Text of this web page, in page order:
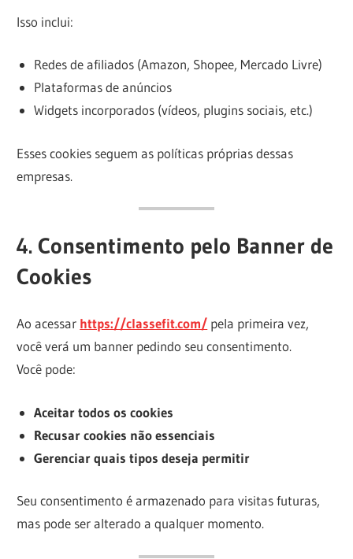
Isso inclui:
Redes de afiliados (Amazon, Shopee, Mercado Livre)
Plataformas de anúncios
Widgets incorporados (vídeos, plugins sociais, etc.)
Esses cookies seguem as políticas próprias dessas
empresas.
4. Consentimento pelo Banner de
Cookies
Ao acessar https://classefit.com/ pela primeira vez,
você verá um banner pedindo seu consentimento.
Você pode:
Aceitar todos os cookies
Recusar cookies não essenciais
Gerenciar quais tipos deseja permitir
Seu consentimento é armazenado para visitas futuras,
mas pode ser alterado a qualquer momento.